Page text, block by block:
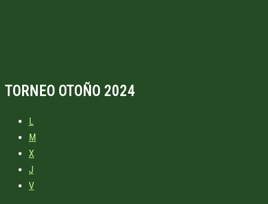
TORNEO OTOÑO 2024
L
M
X
J
V